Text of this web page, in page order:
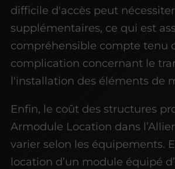
difficile d'accès peut
supplémentaires, ce qui est
compréhensible compte tenu
complication concernant le
l'installation des éléments de
Enfin, le coût des structures
Armodule Location dans
varier selon les équipements.
location d’un module équipé